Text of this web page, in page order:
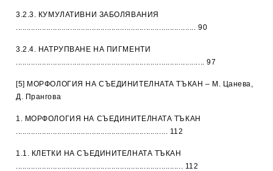
3.2.3. КУМУЛАТИВНИ ЗАБОЛЯВАНИЯ
................................................................................... 90
3.2.4. НАТРУПВАНЕ НА ПИГМЕНТИ
....................................................................................... 97
[5] МОРФОЛОГИЯ НА СЪЕДИНИТЕЛНАТА ТЪКАН – М. Цанева,
Д. Прангова
1. МОРФОЛОГИЯ НА СЪЕДИНИТЕЛНАТА ТЪКАН
...................................................................... 112
1.1. КЛЕТКИ НА СЪЕДИНИТЕЛНАТА ТЪКАН
............................................................................. 112